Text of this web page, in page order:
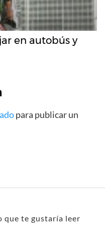
en autobús y
para publicar un
te gustaría leer